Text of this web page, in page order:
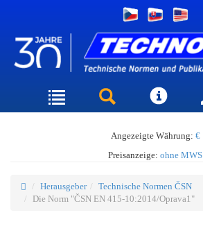
Angezeigte Währung: €
Preisanzeige: ohne MWS
Herausgeber
Technische Normen ČSN
Die Norm "ČSN EN 415-10:2014/Oprava1"